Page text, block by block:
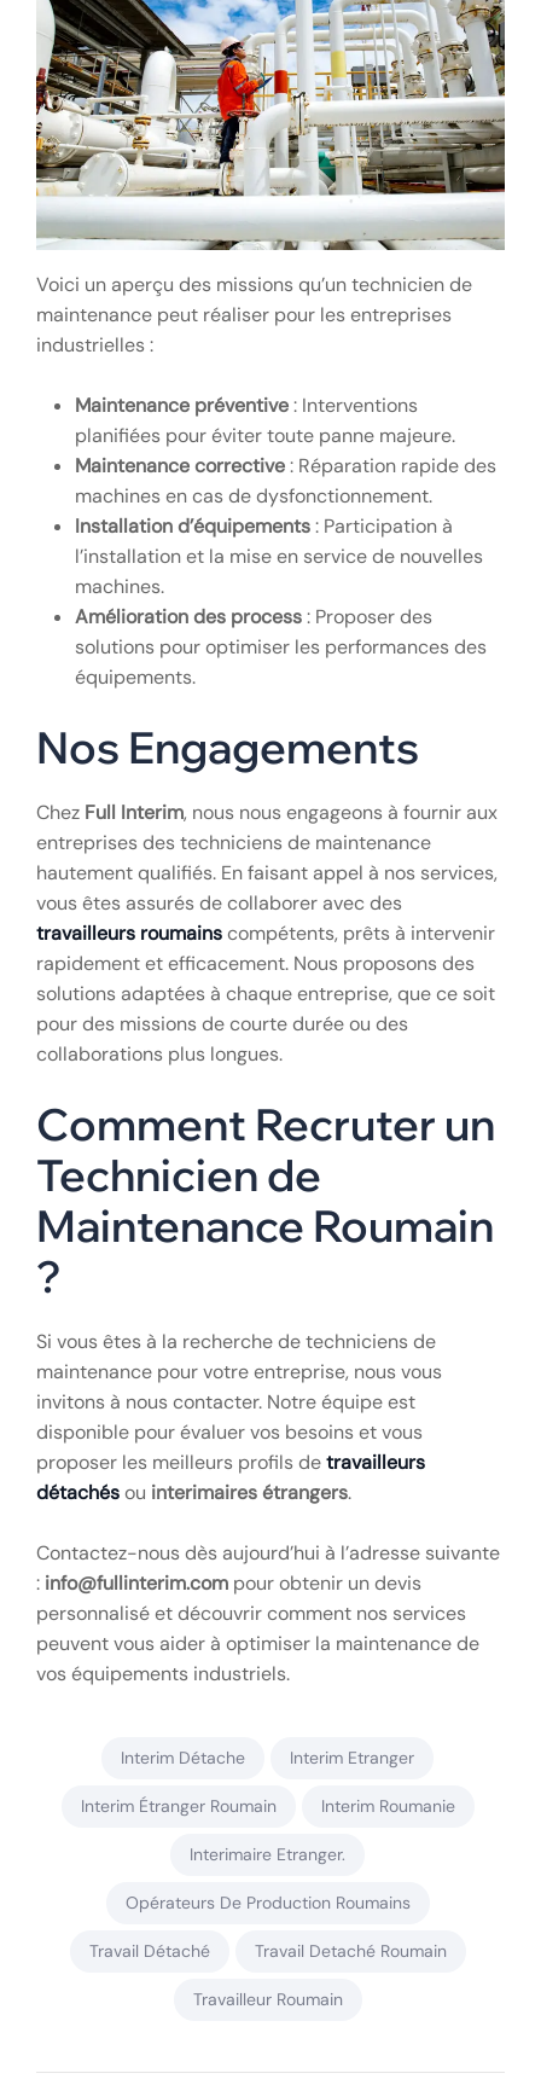
Voici un aperçu des missions qu’un technicien de
maintenance peut réaliser pour les entreprises
industrielles :
Maintenance préventive: Interventions
planifiées pour éviter toute panne majeure.
Maintenance corrective: Réparation rapide des
machines en cas de dysfonctionnement.
Installation d’équipements: Participation à
l’installation et la mise en service de nouvelles
machines.
Amélioration des process: Proposer des
solutions pour optimiser les performances des
équipements.
Nos Engagements
Chez Full Interim, nous nous engageons à fournir aux
entreprises des techniciens de maintenance
hautement qualifiés. En faisant appel à nos services,
vous êtes assurés de collaborer avec des
travailleurs roumainscompétents, prêts à intervenir
rapidement et efficacement. Nous proposons des
solutions adaptées à chaque entreprise, que ce soit
pour des missions de courte durée ou des
collaborations plus longues.
Comment Recruter un
Technicien de
Maintenance Roumain
?
Si vous êtes à la recherche de techniciens de
maintenance pour votre entreprise, nous vous
invitons à nous contacter. Notre équipe est
disponible pour évaluer vos besoins et vous
proposer les meilleurs profils detravailleurs
détachésou interimaires étrangers.
Contactez-nous dès aujourd’hui à l’adresse suivante
: info@fullinterim.com pour obtenir un devis
personnalisé et découvrir comment nos services
peuvent vous aider à optimiser la maintenance de
vos équipements industriels.
Interim Détache Interim Etranger
Interim Étranger Roumain Interim Roumanie
Interimaire Etranger.
Opérateurs De Production Roumains
Travail Détaché Travail Detaché Roumain
Travailleur Roumain